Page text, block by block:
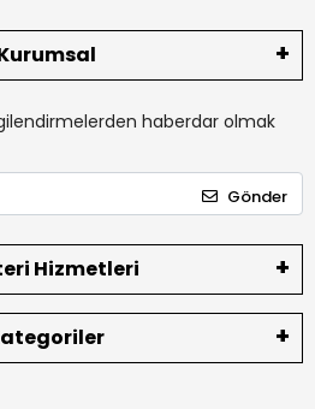
haberdar olmak
Gönder
Hizmetleri